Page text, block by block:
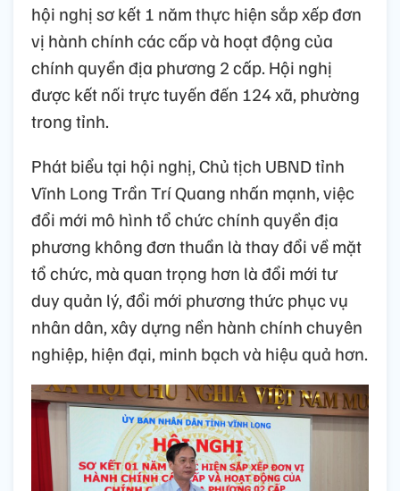
hội nghị sơ kết 1 năm thực hiện sắp xếp đơn
vị hành chính các cấp và hoạt động của
chính quyền địa phương 2 cấp. Hội nghị
được kết nối trực tuyến đến 124 xã, phường
trong tỉnh.
Phát biểu tại hội nghị, Chủ tịch UBND tỉnh
Vĩnh Long Trần Trí Quang nhấn mạnh, việc
đổi mới mô hình tổ chức chính quyền địa
phương không đơn thuần là thay đổi về mặt
tổ chức, mà quan trọng hơn là đổi mới tư
duy quản lý, đổi mới phương thức phục vụ
nhân dân, xây dựng nền hành chính chuyên
nghiệp, hiện đại, minh bạch và hiệu quả hơn.